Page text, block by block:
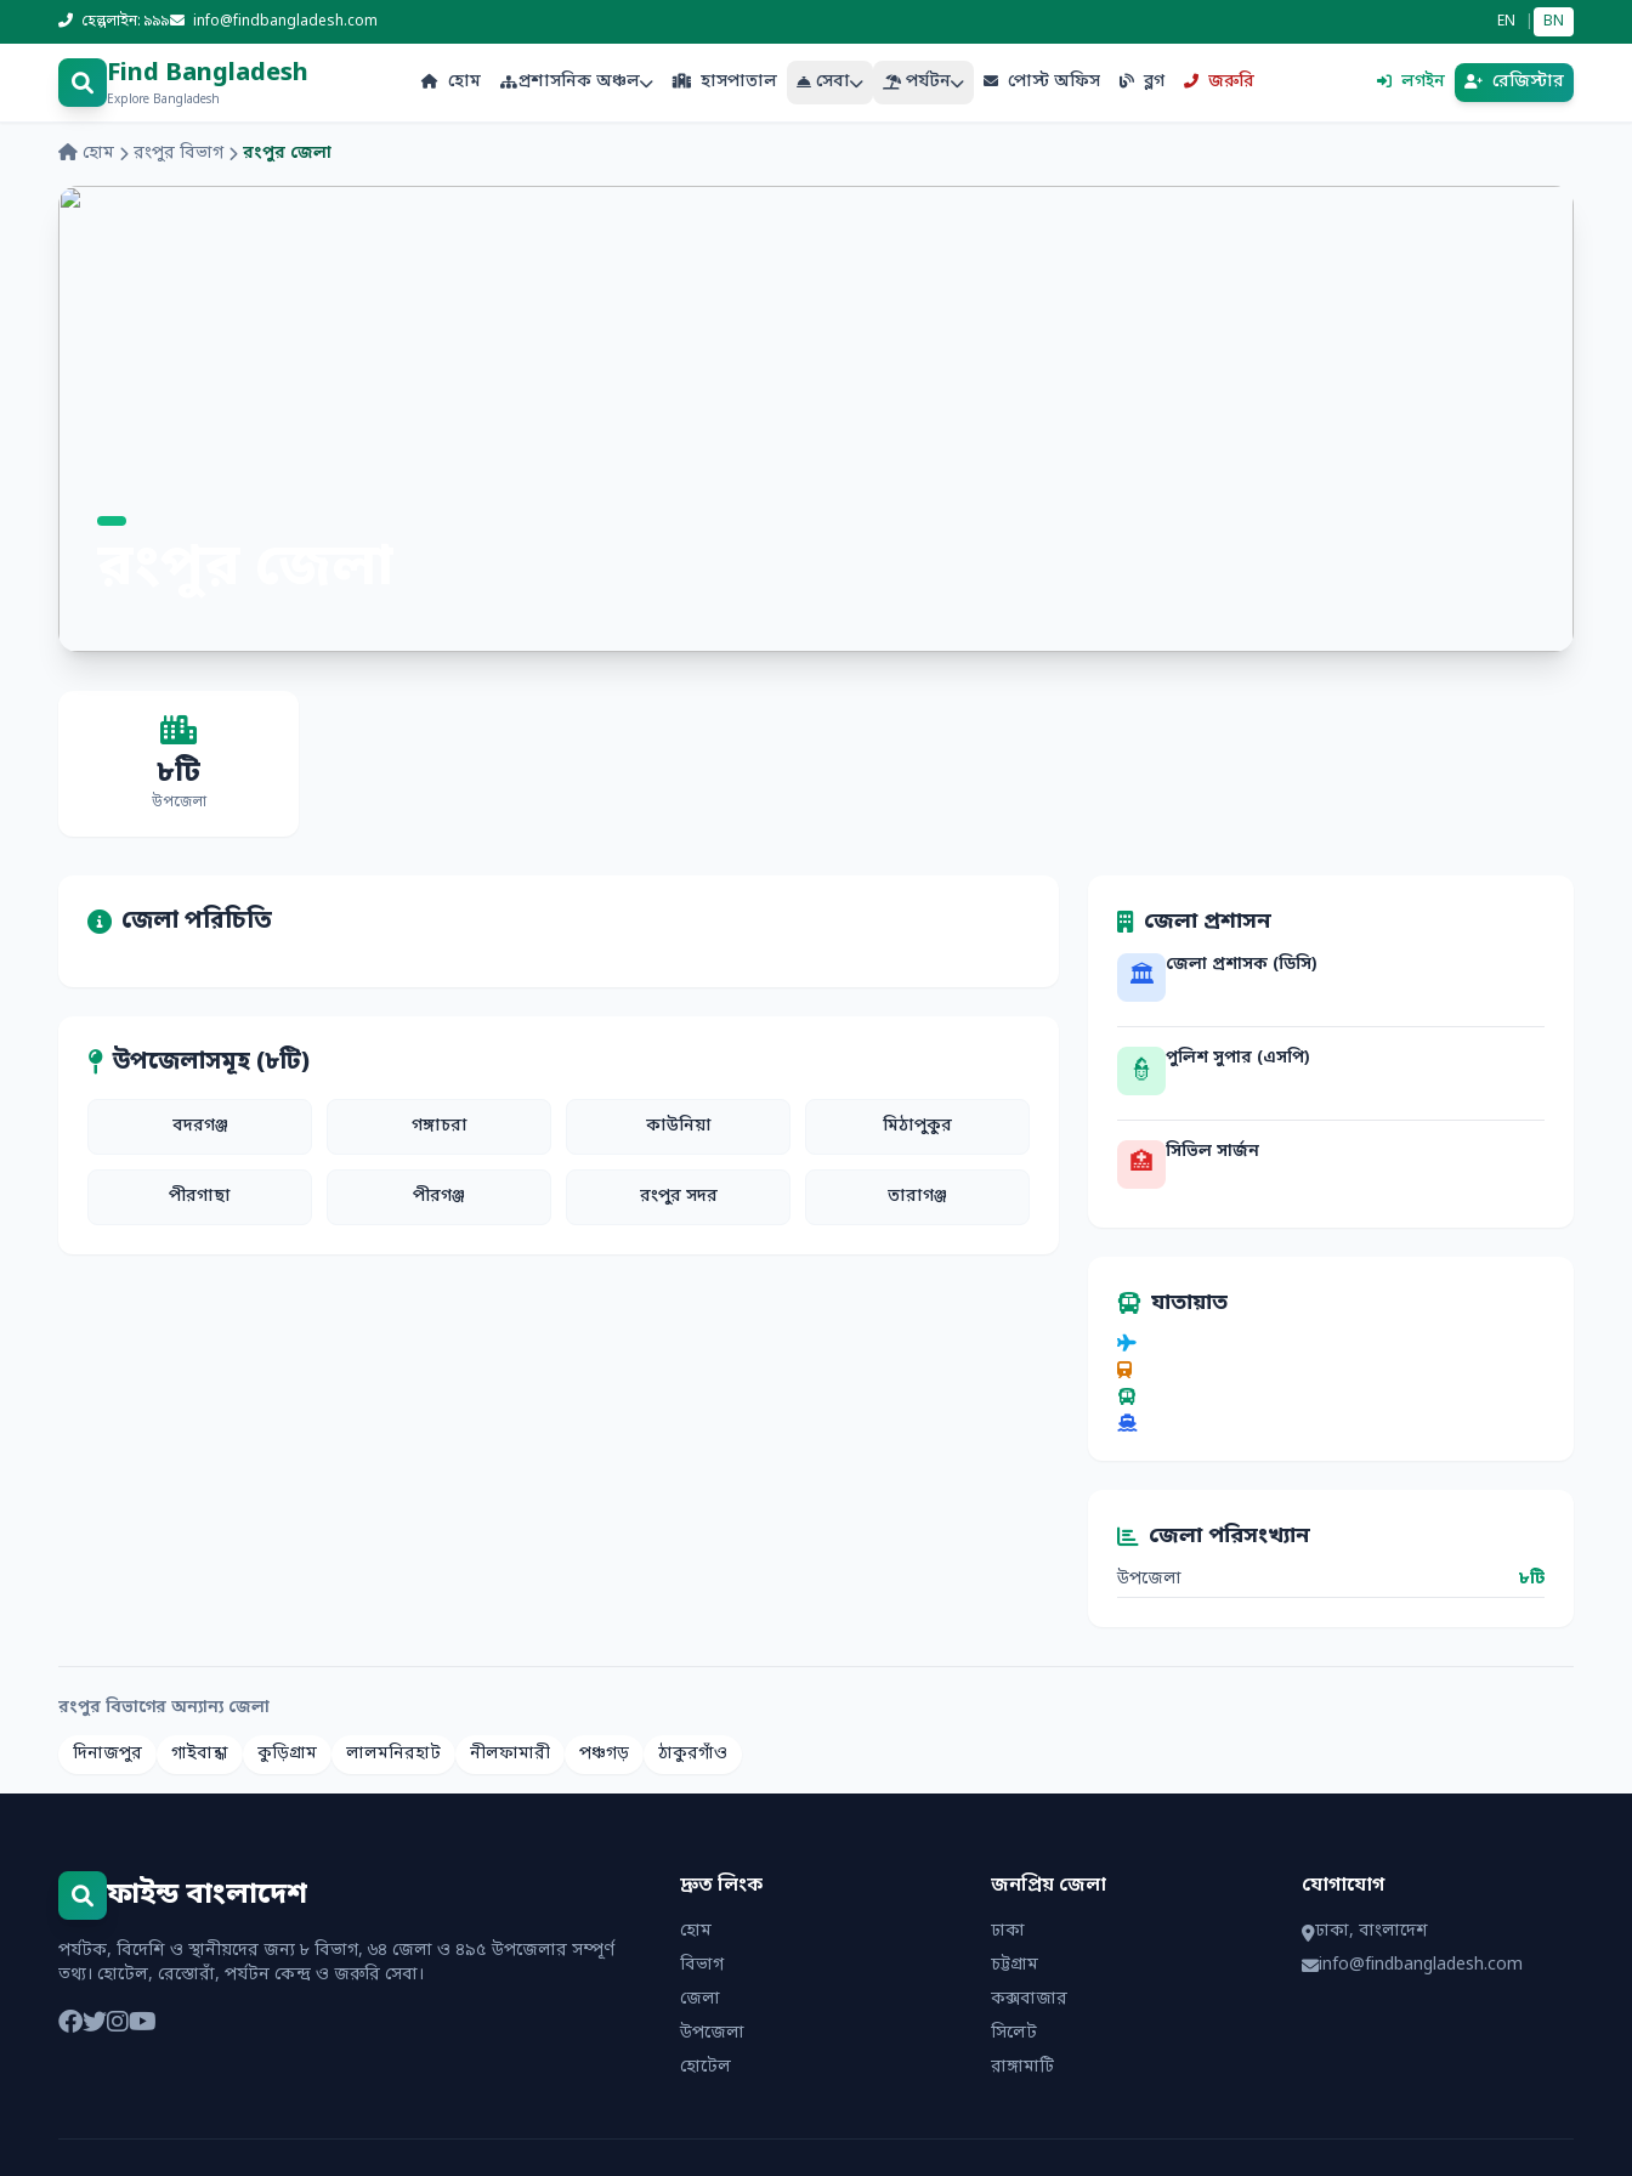
হেল্পলাইন: ৯৯৯ info@findbangladesh.com EN BN
Find Bangladesh
Explore Bangladesh
হোম প্রশাসনিক অঞ্চল হাসপাতাল সেবা পর্যটন পোস্ট অফিস ব্লগ জরুরি লগইন রেজিস্টার
হোম রংপুর বিভাগ রংপুর জেলা
৮টি
উপজেলা
জেলা পরিচিতি
উপজেলাসমূহ (৮টি)
বদরগঞ্জ গঙ্গাচরা কাউনিয়া মিঠাপুকুর
পীরগাছা পীরগঞ্জ রংপুর সদর তারাগঞ্জ
জেলা প্রশাসন
🏛 জেলা প্রশাসক (ডিসি)
👮 পুলিশ সুপার (এসপি)
🏥 সিভিল সার্জন
যাতায়াত
জেলা পরিসংখ্যান
উপজেলা ৮টি
রংপুর বিভাগের অন্যান্য জেলা
দিনাজপুর
গাইবান্ধা কুড়িগ্রাম লালমনিরহাট নীলফামারী পঞ্চগড় ঠাকুরগাঁও
ফাইন্ড বাংলাদেশ
পর্যটক, বিদেশি ও স্থানীয়দের জন্য ৮ বিভাগ, ৬৪ জেলা ও ৪৯৫ উপজেলার সম্পূর্ণ
তথ্য। হোটেল, রেস্তোরাঁ, পর্যটন কেন্দ্র ও জরুরি সেবা।
দ্রুত লিংক
হোম
বিভাগ
জেলা
উপজেলা
হোটেল
জনপ্রিয় জেলা
ঢাকা
চট্টগ্রাম
কক্সবাজার
সিলেট
রাঙ্গামাটি
যোগাযোগ
ঢাকা, বাংলাদেশ
info@findbangladesh.com